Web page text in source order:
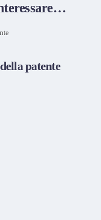
patente